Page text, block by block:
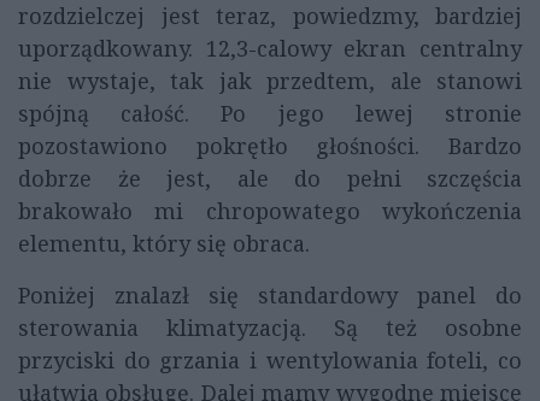
rozdzielczej jest teraz, powiedzmy, bardziej
uporządkowany. 12,3-calowy ekran centralny
nie wystaje, tak jak przedtem, ale stanowi
spójną całość. Po jego lewej stronie
pozostawiono pokrętło głośności. Bardzo
dobrze że jest, ale do pełni szczęścia
brakowało mi chropowatego wykończenia
elementu, który się obraca.
Poniżej znalazł się standardowy panel do
sterowania klimatyzacją. Są też osobne
przyciski do grzania i wentylowania foteli, co
ułatwia obsługę. Dalej mamy wygodne miejsce